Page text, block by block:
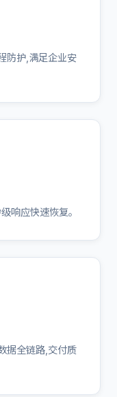
防护,满足企业安
响应快速恢复。
据全链路,交付质